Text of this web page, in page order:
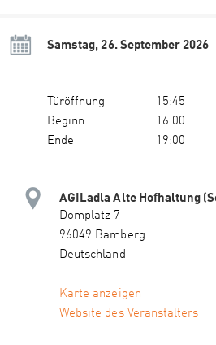
Samstag, 26. September 2026
Türöffnung
15:45
Beginn
16:00
Ende
19:00
AGILädla Alte Hofhaltung
Domplatz 7
96049 Bamberg
Deutschland
Karte anzeigen
Website des Veranstalters